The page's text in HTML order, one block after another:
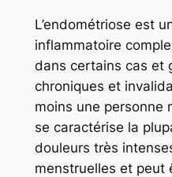
L’endométriose est
inflammatoire
dans certains cas et
chroniques et
moins une personne
se caractérise la
douleurs très
menstruelles et peut